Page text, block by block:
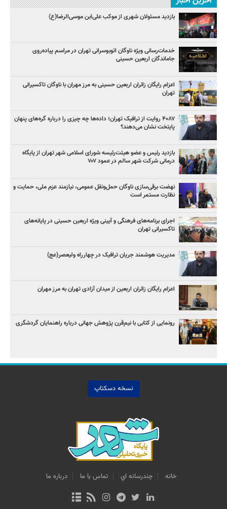
بازدید مسئولان شهری از موکب علی‌ابن موسی‌الرضا(ع)
خدمات‌رسانی ویژه ناوگان اتوبوسرانی تهران در مراسم پیاده‌روی
جاماندگان اربعین حسینی
اعزام رایگان زائران اربعین حسینی به مرز مهران با ناوگان تاکسیرانی
تهران
۴۰۸۷ روایت از ترافیک تهران؛ داده‌ها چه چیزی را درباره گره‌های پنهان
پایتخت نشان می‌دهند؟
بازدید رئیس و عضو هیئت‌رئیسه شورای اسلامی شهر تهران از پایگاه
درمانی شرکت شهر سالم در عمود ۷۰۷
نهضت برقی‌سازی ناوگان حمل‌ونقل عمومی، نیازمند عزم ملی، حمایت و
نظارت مستمر است
اجرای برنامه‌های فرهنگی و آیینی ویژه اربعین حسینی در پایانه‌های
تاکسیرانی تهران
مدیریت هوشمند جریان ترافیک در چهارراه ولیعصر(عج)
اعزام رایگان زائران اربعین از میدان آزادی تهران به مرز مهران
رونمایی از کتابی با نیم‌قرن پژوهش جهانی درباره راهنمایان گردشگری
نسخه دسکتاپ
خانه چندرسانه اي تماس با ما درباره ما